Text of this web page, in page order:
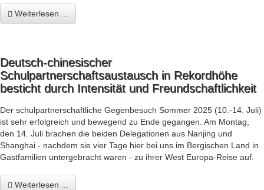
Weiterlesen ...
Deutsch-chinesischer
Schulpartnerschaftsaustausch in Rekordhöhe
besticht durch Intensität und Freundschaftlichkeit
Der schulpartnerschaftliche Gegenbesuch Sommer 2025 (10.-14. Juli)
ist sehr erfolgreich und bewegend zu Ende gegangen. Am Montag,
den 14. Juli brachen die beiden Delegationen aus Nanjing und
Shanghai - nachdem sie vier Tage hier bei uns im Bergischen Land in
Gastfamilien untergebracht waren - zu ihrer West Europa-Reise auf.
Weiterlesen ...